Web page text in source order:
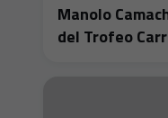
Manolo
del Trofeo